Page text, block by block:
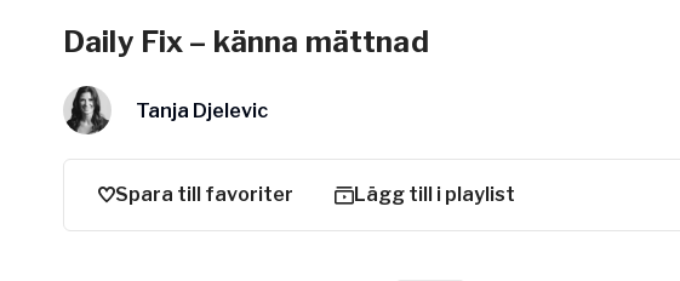
Daily Fix – känna mättnad
Tanja Djelevic
Spara till favoriter Lägg till i playlist